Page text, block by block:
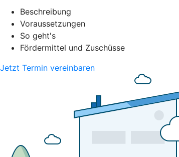
Beschreibung
Voraussetzungen
So geht's
Fördermittel und Zuschüsse
Jetzt Termin vereinbaren